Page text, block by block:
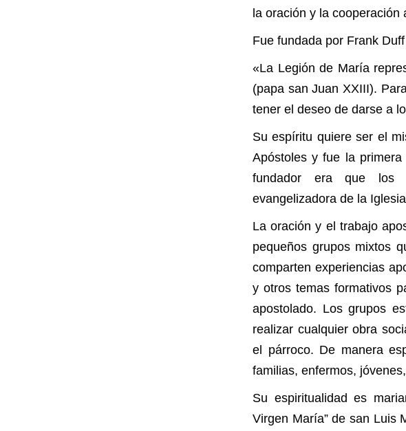
la oración y la cooperación
Fue fundada por Frank
«La Legión de María
(papa san Juan XXIII).
tener el deseo de darse a
Su espíritu quiere ser el
Apóstoles y fue la
fundador era que los
evangelizadora de la
La oración y el trabajo
pequeños grupos mixtos
comparten experiencias
y otros temas formativos
apostolado. Los grupos
realizar cualquier obra
el párroco. De manera
familias, enfermos,
Su espiritualidad es
Virgen María” de san Luis